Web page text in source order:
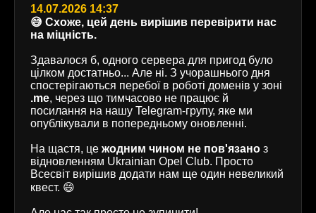
14.07.2026 14:37
😅 Схоже, цей день вирішив перевірити нас
на міцність.
Здавалося б, одного сервера для пригод було
цілком достатньо... Але ні. З учорашнього дня
спостерігаються перебої в роботі доменів у зоні
.me, через що тимчасово не працює й
посилання на нашу Telegram-групу, яке ми
опублікували в попередньому оновленні.
На щастя, це жодним чином не пов'язано з
відновленням Ukrainian Opel Club. Просто
Всесвіт вирішив додати нам ще один невеликий
квест. 😄